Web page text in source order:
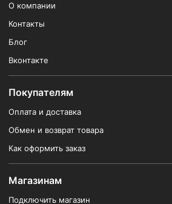
О компании
Контакты
Блог
Вконтакте
Покупателям
Оплата и доставка
Обмен и возврат товара
Как оформить заказ
Магазинам
Подключить магазин